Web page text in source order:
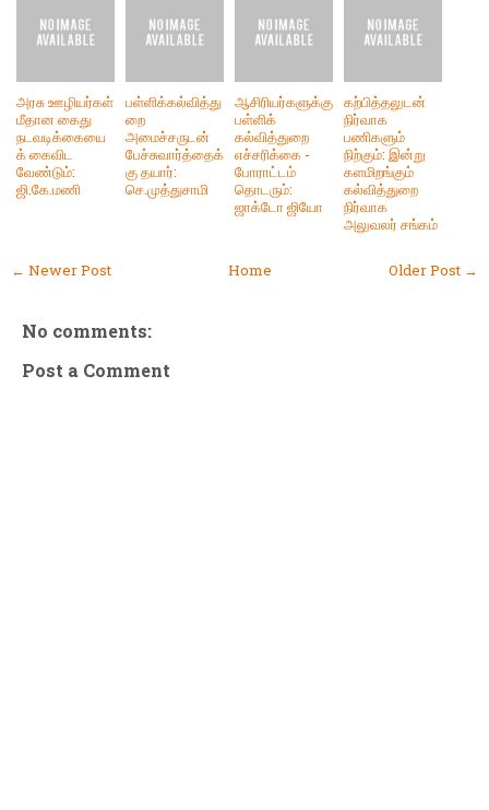
அரசு ஊழியர்கள்
மீதான கைது
நடவடிக்கையை
க் கைவிட
வேண்டும்:
ஜி.கே.மணி
பள்ளிக்கல்வித்து
றை
அமைச்சருடன்
பேச்சுவார்த்தைக்
கு தயார்:
செ.முத்துசாமி
ஆசிரியர்களுக்கு
பள்ளிக்
கல்வித்துறை
எச்சரிக்கை -
போராட்டம்
தொடரும்:
ஜாக்டோ ஜியோ
கற்பித்தலுடன்
நிர்வாக
பணிகளும்
நிற்கும்: இன்று
களமிறங்கும்
கல்வித்துறை
நிர்வாக
அலுவலர் சங்கம்
← Newer Post Older Post →
Home
No comments:
Post a Comment